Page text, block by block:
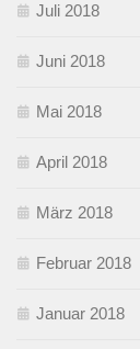
Juli 2018
Juni 2018
Mai 2018
April 2018
März 2018
Februar 2018
Januar 2018